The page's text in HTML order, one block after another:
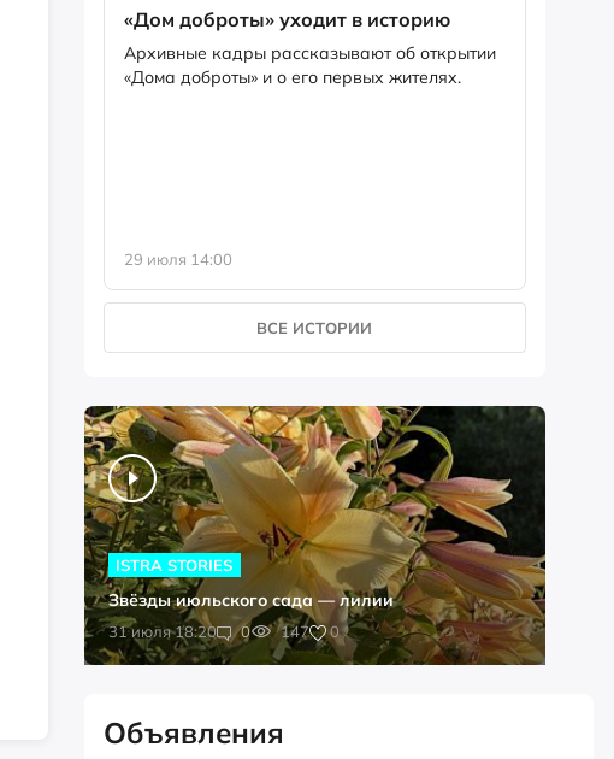
«Дом доброты» уходит в историю
Архивные кадры рассказывают об открытии
«Дома доброты» и о его первых жителях.
29 июля 14:00
ВСЕ ИСТОРИИ
31 июля 18:20 0 147 0
ISTRA STORIES
Звёзды июльского сада — лилии
Объявления